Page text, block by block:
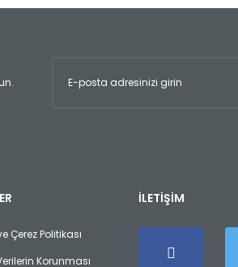
Yorum Yaz
Çerez Politikası
Korunması
İLETİŞİM